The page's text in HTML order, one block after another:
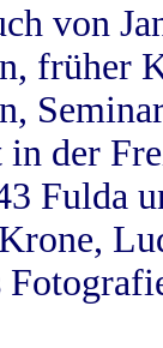
von
früher
der
Fulda